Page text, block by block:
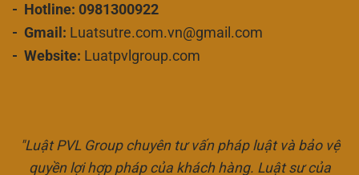
- Hotline: 0981300922
- Gmail: Luatsutre.com.vn@gmail.com
- Website: Luatpvlgroup.com
"Luật PVL Group chuyên tư vấn pháp luật và bảo vệ
quyền lợi hợp pháp của khách hàng. Luật sư của